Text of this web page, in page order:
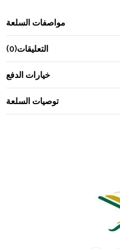
مواصفات السلعة
التعليقات(0)
خيارات الدفع
توصيات السلعة